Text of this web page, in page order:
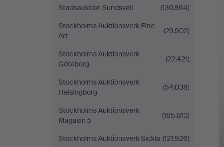
Stadsauktion Sundsvall
(130.864)
Stockholms Auktionsverk Fine
Art
(29.902)
Stockholms Auktionsverk
Göteborg
(22.421)
Stockholms Auktionsverk
Helsingborg
(54.038)
Stockholms Auktionsverk
Magasin 5
(185.813)
Stockholms Auktionsverk Sickla (121.926)